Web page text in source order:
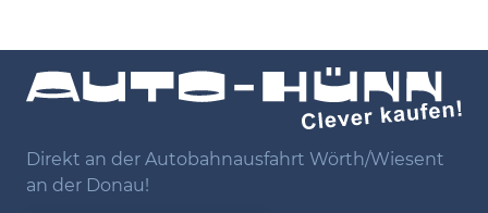
Direkt an der Autobahnausfahrt Wörth/Wiesent
an der Donau!